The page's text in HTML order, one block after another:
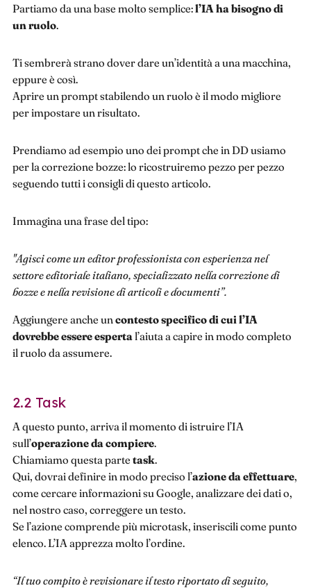
Partiamo da una base molto semplice:l’IA ha bisogno di
un ruolo.
Ti sembrerà strano dover dare un’identità a una macchina,
eppure è così.
Aprire un prompt stabilendo un ruolo è il modo migliore
per impostare un risultato.
Prendiamo ad esempio uno dei prompt che in DD usiamo
per la correzione bozze: lo ricostruiremo pezzo per pezzo
seguendo tutti i consigli di questo articolo.
Immagina una frase del tipo:
"Agisci come un editor professionista con esperienza nel
settore editoriale italiano, specializzato nella correzione di
bozze e nella revisione di articoli e documenti”.
Aggiungere anche un contesto specifico di cui l’IA
dovrebbe essere espertal’aiuta a capire in modo completo
il ruolo da assumere.
2.2 Task
A questo punto, arriva il momento di istruire l’IA
sull’operazione da compiere.
Chiamiamo questa parte task.
Qui, dovrai definire in modo preciso l’azione da effettuare,
come cercare informazioni su Google, analizzare dei dati o,
nel nostro caso, correggere un testo.
Se l’azione comprende più microtask, inseriscili come punto
elenco. L’IA apprezza molto l’ordine.
“Il tuo compito è revisionare il testo riportato di seguito,